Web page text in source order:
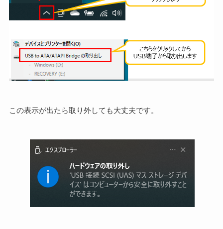
この表示が出たら取り外しても大丈夫です。